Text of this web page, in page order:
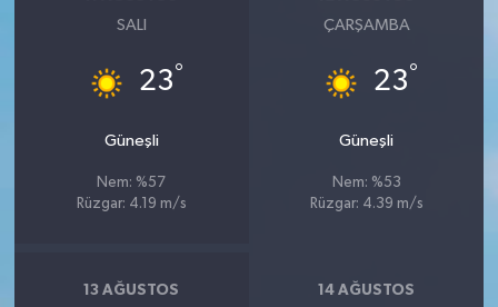
SALI
23°
Güneşli
Nem: %57
Rüzgar: 4.19 m/s
ÇARŞAMBA
23°
Güneşli
Nem: %53
Rüzgar: 4.39 m/s
13 AĞUSTOS 14 AĞUSTOS